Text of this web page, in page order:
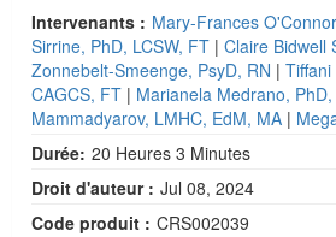
Intervenants : Mary-Frances
Sirrine, PhD, LCSW, FT | Claire Bidwell
Zonnebelt-Smeenge, PsyD, RN | Tiffani
CAGCS, FT | Marianela Medrano,
Mammadyarov, LMHC, EdM, MA |
Durée: 20 Heures 3 Minutes
Droit d'auteur : Jul 08, 2024
Code produit : CRS002039